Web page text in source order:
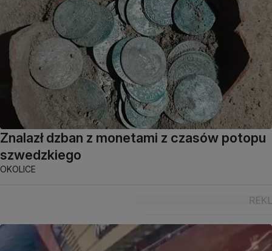
Znalazł dzban z monetami z czasów potopu
szwedzkiego
OKOLICE